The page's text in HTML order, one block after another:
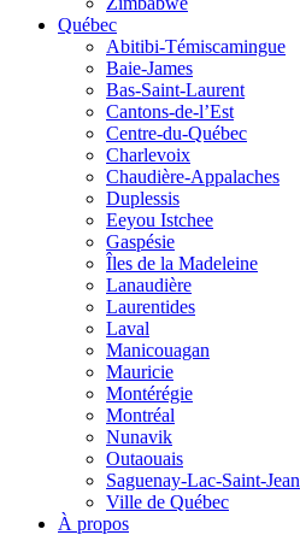
Québec
Abitibi-Témiscamingue
Baie-James
Bas-Saint-Laurent
Cantons-de-l’Est
Centre-du-Québec
Charlevoix
Chaudière-Appalaches
Duplessis
Eeyou Istchee
Gaspésie
Îles de la Madeleine
Lanaudière
Laurentides
Laval
Manicouagan
Mauricie
Montérégie
Montréal
Nunavik
Outaouais
Saguenay-Lac-Saint-Jean
Ville de Québec
À propos